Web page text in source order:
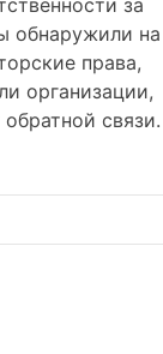
за
обнаружили
права,
организации,
связи.